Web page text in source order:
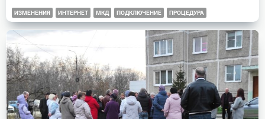
ИЗМЕНЕНИЯ ИНТЕРНЕТ МКД ПОДКЛЮЧЕНИЕ ПРОЦЕДУРА